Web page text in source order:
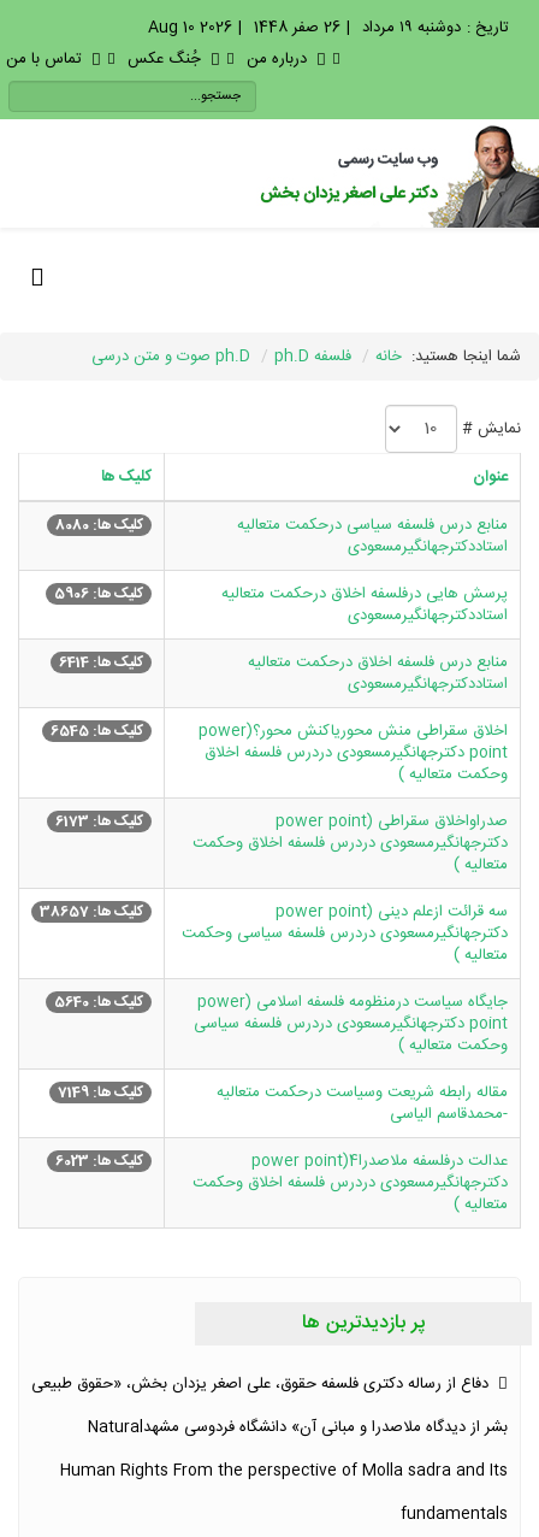
تاریخ : دوشنبه ۱۹ مرداد | 26 صفر 1448 |
2026 Aug 10
درباره من
جُنگ عکس تماس با من
شما اینجا هستید: خانه فلسفه ph.D ph.D صوت و متن درسی
نمایش #
عنوان
کلیک ها
منابع درس فلسفه سیاسی درحکمت متعالیه
استاددکترجهانگیرمسعودی
کلیک ها: 8080
پرسش هایی درفلسفه اخلاق درحکمت متعالیه
استاددکترجهانگیرمسعودی
کلیک ها: 5906
منابع درس فلسفه اخلاق درحکمت متعالیه
استاددکترجهانگیرمسعودی
کلیک ها: 6414
اخلاق سقراطی منش محوریاکنش محور؟(power
point دکترجهانگیرمسعودی دردرس فلسفه اخلاق
وحکمت متعالیه )
کلیک ها: 6545
صدراواخلاق سقراطی (power point
دکترجهانگیرمسعودی دردرس فلسفه اخلاق وحکمت
متعالیه )
کلیک ها: 6173
سه قرائت ازعلم دینی (power point
دکترجهانگیرمسعودی دردرس فلسفه سیاسی وحکمت
متعالیه )
کلیک ها: 38657
جایگاه سیاست درمنظومه فلسفه اسلامی (power
point دکترجهانگیرمسعودی دردرس فلسفه سیاسی
وحکمت متعالیه )
کلیک ها: 5640
مقاله رابطه شریعت وسیاست درحکمت متعالیه
-محمدقاسم الیاسی
کلیک ها: 7149
عدالت درفلسفه ملاصدرا4(power point
دکترجهانگیرمسعودی دردرس فلسفه اخلاق وحکمت
متعالیه )
کلیک ها: 6023
پر بازدیدترین ها
دفاع از رساله دکتری فلسفه حقوق، علی اصغر یزدان بخش، «حقوق طبیعی
بشر از دیدگاه ملاصدرا و مبانی آن» دانشگاه فردوسی مشهدNatural
Human Rights From the perspective of Molla sadra and Its
fundamentals